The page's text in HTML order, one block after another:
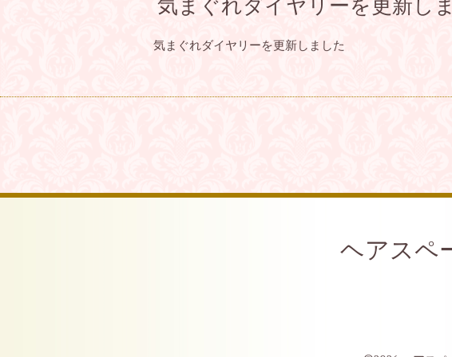
気まぐれダイヤリーを更新し
気まぐれダイヤリーを更新しました
ヘアス